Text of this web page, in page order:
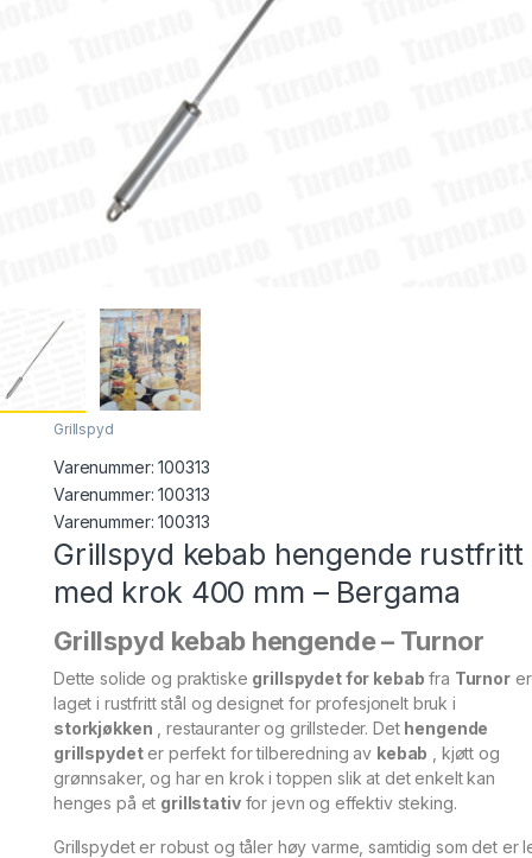
Grillspyd
Varenummer:100313
Varenummer: 100313
Varenummer:100313
Grillspyd kebab hengende rustfritt
med krok 400 mm – Bergama
Grillspyd kebab hengende – Turnor
Dette solide og praktiske grillspydet for kebab fra Turnorer
laget i rustfritt stål og designet for profesjonelt bruk i
storkjøkken , restauranter og grillsteder. Det hengende
grillspydeter perfekt for tilberedning av kebab , kjøtt og
grønnsaker, og har en krok i toppen slik at det enkelt kan
henges på et grillstativfor jevn og effektiv steking.
Grillspydet er robust og tåler høy varme, samtidig som det er